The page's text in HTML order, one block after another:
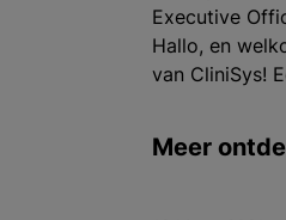
Executive
Hallo, en
van CliniSys!
Meer